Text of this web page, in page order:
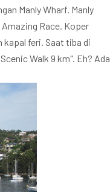
Manly Wharf. Manly
Race. Koper
feri. Saat tiba di
Walk 9 km". Eh? Ada